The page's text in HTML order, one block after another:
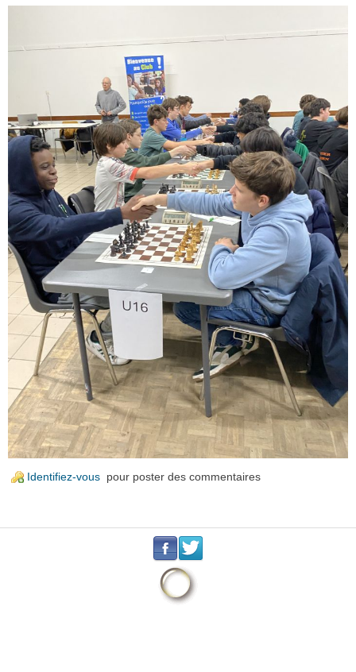
Identifiez-vous pour poster des commentaires
. .